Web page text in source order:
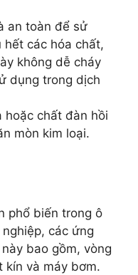
an toàn để sử
hết các hóa chất,
không dễ cháy
dụng trong dịch
hoặc chất đàn hồi
mòn kim loại.
phổ biến trong ô
các ứng
bao gồm, vòng
kín và máy bơm.